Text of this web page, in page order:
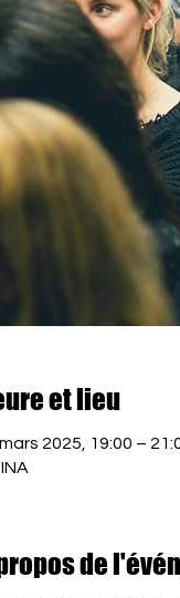
et lieu
2025, 19:00 –
de